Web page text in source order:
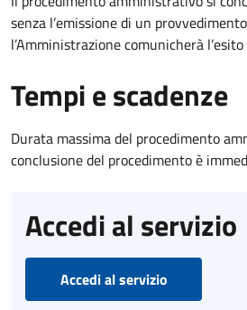
senza l’emissione di un
l’Amministrazione comunicherà
Tempi e scadenze
Durata massima del procedimento
conclusione del procedimento è
Accedi al servizio
Accedi al servizio